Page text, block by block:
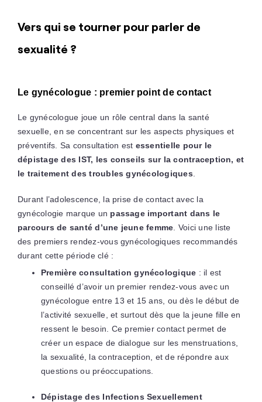
Vers qui se tourner pour parler de
sexualité ?
Le gynécologue : premier point de contact
Le gynécologue joue un rôle central dans la santé
sexuelle, en se concentrant sur les aspects physiques et
préventifs. Sa consultation est essentielle pour le
dépistage des IST, les conseils sur la contraception, et
le traitement des troubles gynécologiques
Durant l’adolescence, la prise de contact avec la
gynécologie marque un passage important dans le
parcours de santé d’une jeune femme . Voici une liste
des premiers rendez-vous gynécologiques recommandés
durant cette période clé :
Première consultation gynécologique : il est
conseillé d’avoir un premier rendez-vous avec un
gynécologue entre 13 et 15 ans, ou dès le début de
l’activité sexuelle, et surtout dès que la jeune fille en
ressent le besoin. Ce premier contact permet de
créer un espace de dialogue sur les menstruations,
la sexualité, la contraception, et de répondre aux
questions ou préoccupations.
Dépistage des Infections Sexuellement